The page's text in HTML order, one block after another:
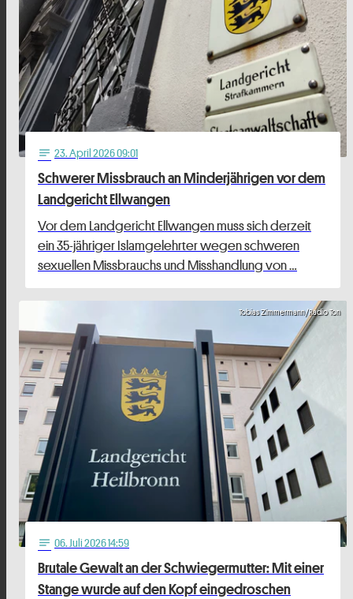
notes 23. April 2026 09:01
Schwerer Missbrauch an Minderjährigen vor dem
Landgericht Ellwangen
Vor dem Landgericht Ellwangen muss sich derzeit
ein 35-jähriger Islamgelehrter wegen schweren
sexuellen Missbrauchs und Misshandlung von …
Tobias Zimmermann/Radio Ton
notes 06. Juli 2026 14:59
Brutale Gewalt an der Schwiegermutter: Mit einer
Stange wurde auf den Kopf eingedroschen